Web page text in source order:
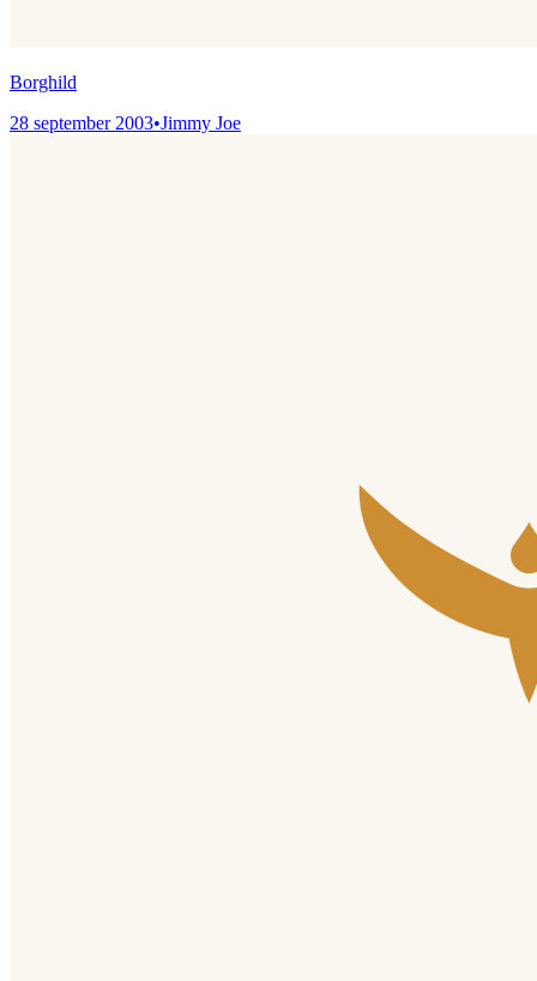
Borghild
28 september 2003•Jimmy Joe